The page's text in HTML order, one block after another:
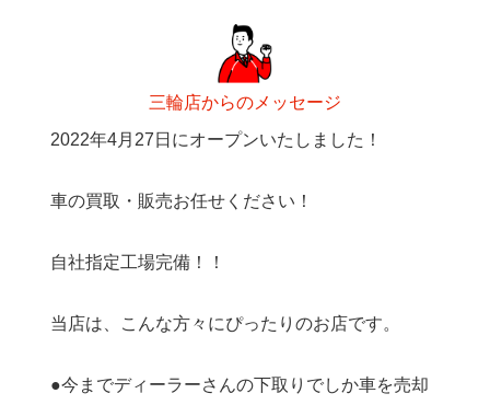
三輪店からのメッセージ
2022年4月27日にオープンいたしました！
車の買取・販売お任せください！
自社指定工場完備！！
当店は、こんな方々にぴったりのお店です。
●今までディーラーさんの下取りでしか車を売却